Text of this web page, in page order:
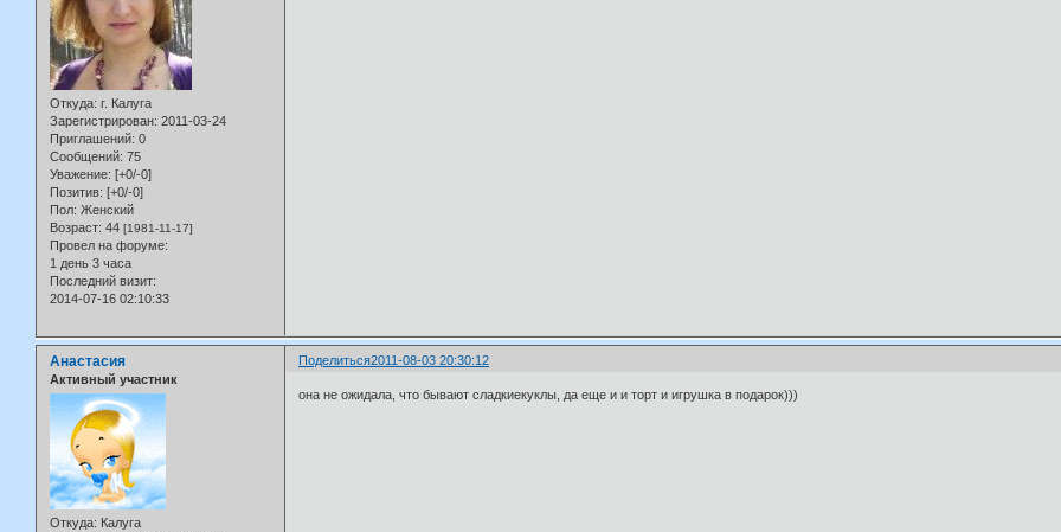
Откуда: г. Калуга
Зарегистрирован: 2011-03-24
Приглашений: 0
Сообщений: 75
Уважение: [+0/-0]
Позитив: [+0/-0]
Пол: Женский
Возраст: 44 [1981-11-17]
Провел на форуме:
1 день 3 часа
Последний визит:
2014-07-16 02:10:33
Поделиться2011-08-03 20:30:12
Анастасия
Активный участник
Откуда: Калуга
она не ожидала, что бывают сладкиекуклы, да еще и и торт и игрушка в подарок)))